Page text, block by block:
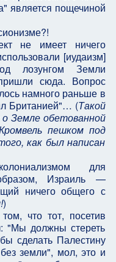
является пощечиной
не имеет ничего
[иудаизм]
лозунгом Земли
сюда. Вопрос
намного раньше в
Британией"… (Такой
Земле обетованной
пешком под
как был написан
для
Израиль —
ничего общего с
)
что тот, посетив
"Мы должны стереть
сделать Палестину
земли", мол, это и